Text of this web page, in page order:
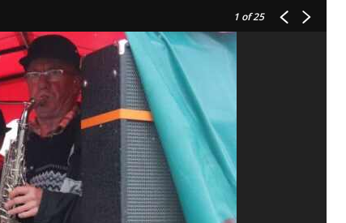
1 of 25